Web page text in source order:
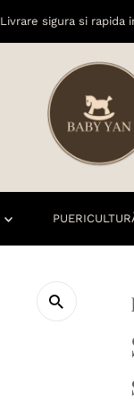
Livrare sigura si rapida